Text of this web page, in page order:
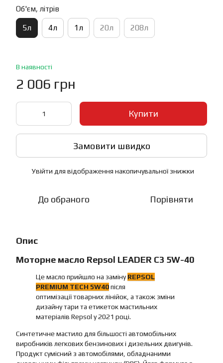
Об'єм, літрів
5л 4л 1л 20л 208л
В наявності
2 006 грн
Купити
Замовити швидко
Увійти для відображення накопичувальної знижки
До обраного Порівняти
Опис
Моторне масло Repsol LEADER C3 5W-40
Це масло прийшло на замінуREPSOL
PREMIUM TECH 5W40після
оптимізації товарних лінійок, а також зміни
дизайну тари та етикеток мастильних
матеріалів Repsol у 2021 році.
Синтетичне мастило для більшості автомобільних
виробників легкових бензинових і дизельних двигунів.
Продукт сумісний з автомобілями, обладнаними